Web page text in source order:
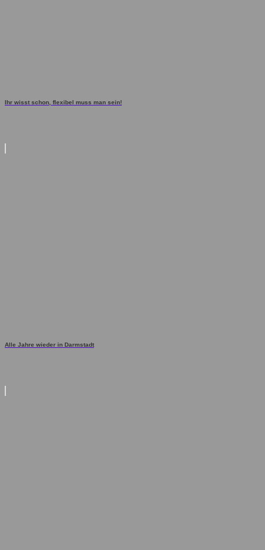
Ihr wisst schon, flexibel muss man sein!
Alle Jahre wieder in Darmstadt